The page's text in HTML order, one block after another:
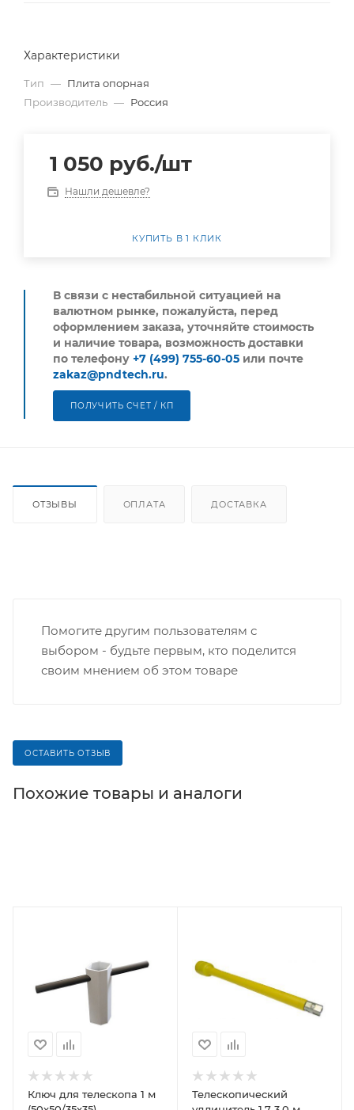
Характеристики
Тип — Плита опорная
Производитель — Россия
1 050 руб./шт
Нашли дешевле?
КУПИТЬ В 1 КЛИК
В связи с нестабильной ситуацией на
валютном рынке, пожалуйста, перед
оформлением заказа, уточняйте стоимость
и наличие товара, возможность доставки
по телефону +7 (499) 755-60-05 или почте
zakaz@pndtech.ru.
ПОЛУЧИТЬ СЧЕТ / КП
ОТЗЫВЫ ОПЛАТА ДОСТАВКА
Помогите другим пользователям с
выбором - будьте первым, кто поделится
своим мнением об этом товаре
ОСТАВИТЬ ОТЗЫВ
Похожие товары и аналоги
Ключ для телескопа 1 м
Телескопический